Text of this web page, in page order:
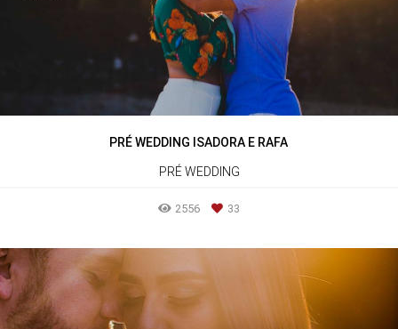
PRÉ WEDDING ISADORA E RAFA
PRÉ WEDDING
2556 33